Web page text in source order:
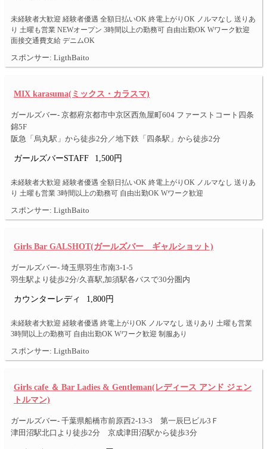
未経験者大歓迎 経験者優遇 全額日払いOK 終電上がりOK ノルマなし 送りあ
り 土曜も営業 NEWオープン 3時間以上の勤務可 自由出勤OK Wワーク歓迎
面接交通費支給 デニムOK
スポンサー: LigthBaito
MIX karasuma(ミックス・カラスマ)
ガールズバー- 京都府京都市中京区西魚屋町604 ファーストコート四条
錦5F
阪急「烏丸駅」から徒歩2分／地下鉄「四条駅」から徒歩2分
ガールズバーSTAFF 1,500円
未経験者大歓迎 経験者優遇 全額日払いOK 終電上がりOK ノルマなし 送りあ
り 土曜も営業 3時間以上の勤務可 自由出勤OK Wワーク歓迎
スポンサー: LigthBaito
Girls Bar GALSHOT(ガールズバー ギャルショット)
ガールズバー- 埼玉県羽生市南3-1-5
羽生駅より徒歩2分/久喜駅,加須駅各バスで30分圏内
カウンターレディ 1,800円
未経験者大歓迎 経験者優遇 終電上がりOK ノルマなし 送りあり 土曜も営業
3時間以上の勤務可 自由出勤OK Wワーク歓迎 制服あり
スポンサー: LigthBaito
Girls cafe ＆ Bar Ladies & Gentleman(レディース アンド ジェン
トルマン)
ガールズバー- 千葉県船橋市前原西2-13-3 第一辰巳ビル3Ｆ
津田沼駅北口より徒歩2分 京成津田沼駅から徒歩3分